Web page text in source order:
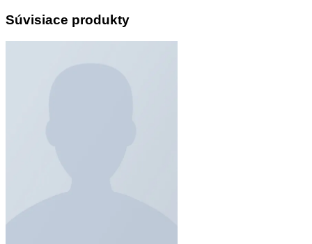
Súvisiace produkty